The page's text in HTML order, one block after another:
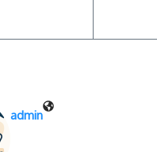
admin